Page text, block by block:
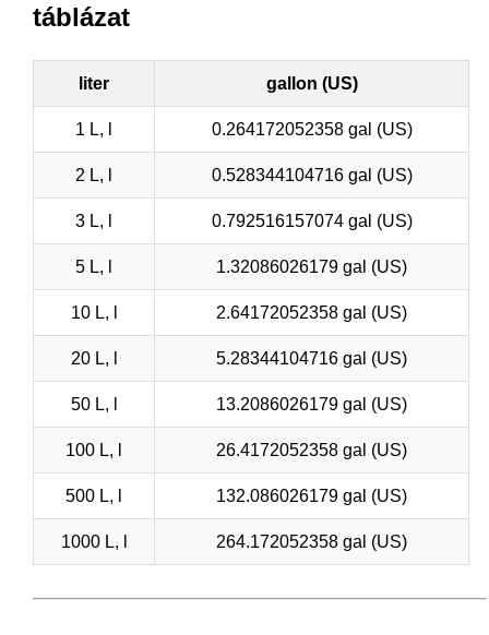
táblázat
liter gallon (US)
1 L, l 0.264172052358 gal (US)
2 L, l 0.528344104716 gal (US)
3 L, l 0.792516157074 gal (US)
5 L, l 1.32086026179 gal (US)
10 L, l 2.64172052358 gal (US)
20 L, l 5.28344104716 gal (US)
50 L, l 13.2086026179 gal (US)
100 L, l 26.4172052358 gal (US)
500 L, l 132.086026179 gal (US)
1000 L, l 264.172052358 gal (US)